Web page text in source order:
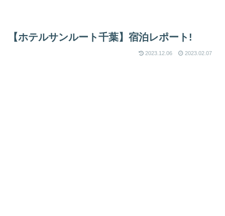
【ホテルサンルート千葉】宿泊レポート!
2023.12.06 2023.02.07